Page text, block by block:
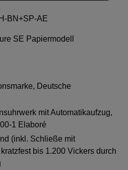
BN+SP-AE
SE Papiermodell
Deutsche
mit Automatikaufzug,
1 Elaboré
(inkl. Schließe mit
bis 1.200 Vickers durch